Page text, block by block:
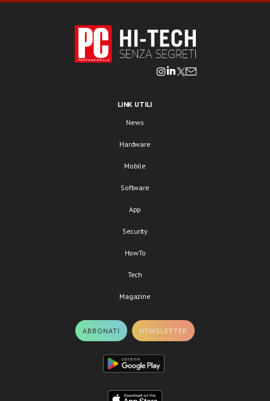
LINK UTILI
News
Hardware
Mobile
Software
App
Security
HowTo
Tech
Magazine
ABBONATI NEWSLETTER